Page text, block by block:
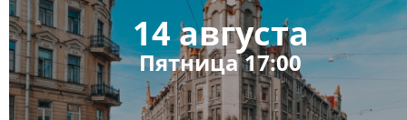
14 августа
Пятница 17:00